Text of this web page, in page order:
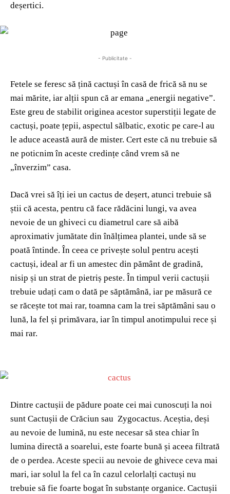
deșertici.
- Publicitate -
Fetele se feresc să țină cactuși în casă de frică să nu se
mai mărite, iar alții spun că ar emana „energii negative”.
Este greu de stabilit originea acestor superstiții legate de
cactuși, poate țepii, aspectul sălbatic, exotic pe care-l au
le aduce această aură de mister. Cert este că nu trebuie să
ne poticnim în aceste credințe când vrem să ne
„înverzim” casa.
Dacă vrei să îți iei un cactus de deșert, atunci trebuie să
știi că acesta, pentru că face rădăcini lungi, va avea
nevoie de un ghiveci cu diametrul care să aibă
aproximativ jumătate din înălțimea plantei, unde să se
poată întinde. În ceea ce privește solul pentru acești
cactuși, ideal ar fi un amestec din pământ de gradină,
nisip și un strat de pietriș peste. În timpul verii cactușii
trebuie udați cam o dată pe săptămână, iar pe măsură ce
se răcește tot mai rar, toamna cam la trei săptămâni sau o
lună, la fel și primăvara, iar în timpul anotimpului rece și
mai rar.
Dintre cactușii de pădure poate cei mai cunoscuți la noi
sunt Cactușii de Crăciun sau Zygocactus. Aceștia, deși
au nevoie de lumină, nu este necesar să stea chiar în
lumina directă a soarelui, este foarte bună și aceea filtrată
de o perdea. Aceste specii au nevoie de ghivece ceva mai
mari, iar solul la fel ca în cazul celorlalți cactuși nu
trebuie să fie foarte bogat în substanțe organice. Cactușii